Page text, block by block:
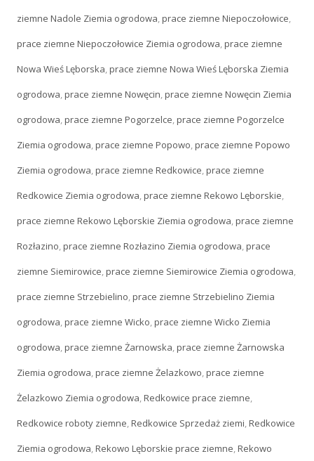
ziemne Nadole Ziemia ogrodowa,prace ziemne Niepoczołowice,
prace ziemne Niepoczołowice Ziemia ogrodowa,prace ziemne
Nowa Wieś Lęborska,prace ziemne Nowa Wieś Lęborska Ziemia
ogrodowa,prace ziemne Nowęcin,prace ziemne Nowęcin Ziemia
ogrodowa,prace ziemne Pogorzelce,prace ziemne Pogorzelce
Ziemia ogrodowa,prace ziemne Popowo,prace ziemne Popowo
Ziemia ogrodowa,prace ziemne Redkowice,prace ziemne
Redkowice Ziemia ogrodowa,prace ziemne Rekowo Lęborskie,
prace ziemne Rekowo Lęborskie Ziemia ogrodowa,prace ziemne
Rozłazino,prace ziemne Rozłazino Ziemia ogrodowa,prace
ziemne Siemirowice,prace ziemne Siemirowice Ziemia ogrodowa,
prace ziemne Strzebielino,prace ziemne Strzebielino Ziemia
ogrodowa,prace ziemne Wicko,prace ziemne Wicko Ziemia
ogrodowa,prace ziemne Żarnowska,prace ziemne Żarnowska
Ziemia ogrodowa,prace ziemne Żelazkowo,prace ziemne
Żelazkowo Ziemia ogrodowa,Redkowice prace ziemne,
Redkowice roboty ziemne,Redkowice Sprzedaż ziemi,Redkowice
Ziemia ogrodowa,Rekowo Lęborskie prace ziemne,Rekowo